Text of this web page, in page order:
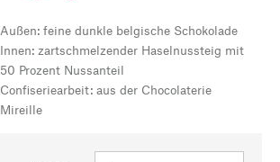
Außen: feine dunkle belgische Schokolade
Innen: zartschmelzender Haselnussteig mit
50 Prozent Nussanteil
Confiseriearbeit: aus der Chocolaterie
Mireille